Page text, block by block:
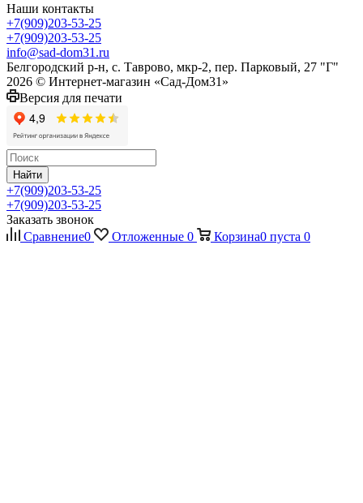
Наши контакты
+7(909)203-53-25
+7(909)203-53-25
info@sad-dom31.ru
Белгородский р-н, с. Таврово, мкр-2, пер. Парковый, 27 "Г"
2026 © Интернет-магазин «Сад-Дом31»
Версия для печати
Найти
+7(909)203-53-25
+7(909)203-53-25
Заказать звонок
Сравнение0 Отложенные 0 Корзина0 пуста 0